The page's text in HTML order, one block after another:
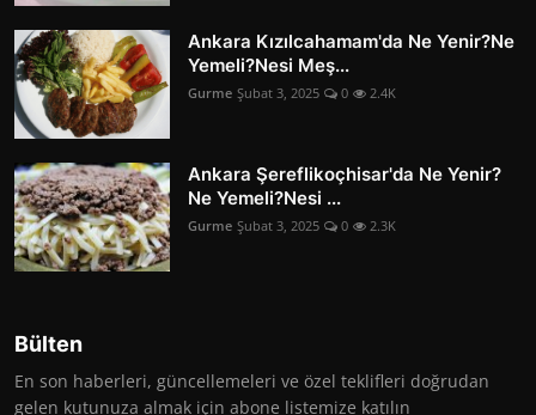
Ankara Kızılcahamam'da Ne Yenir?Ne
Yemeli?Nesi Meş...
Gurme Şubat 3, 2025 0 2.4K
Ankara Şereflikoçhisar'da Ne Yenir?
Ne Yemeli?Nesi ...
Gurme Şubat 3, 2025 0 2.3K
Bülten
En son haberleri, güncellemeleri ve özel teklifleri doğrudan
gelen kutunuza almak için abone listemize katılın